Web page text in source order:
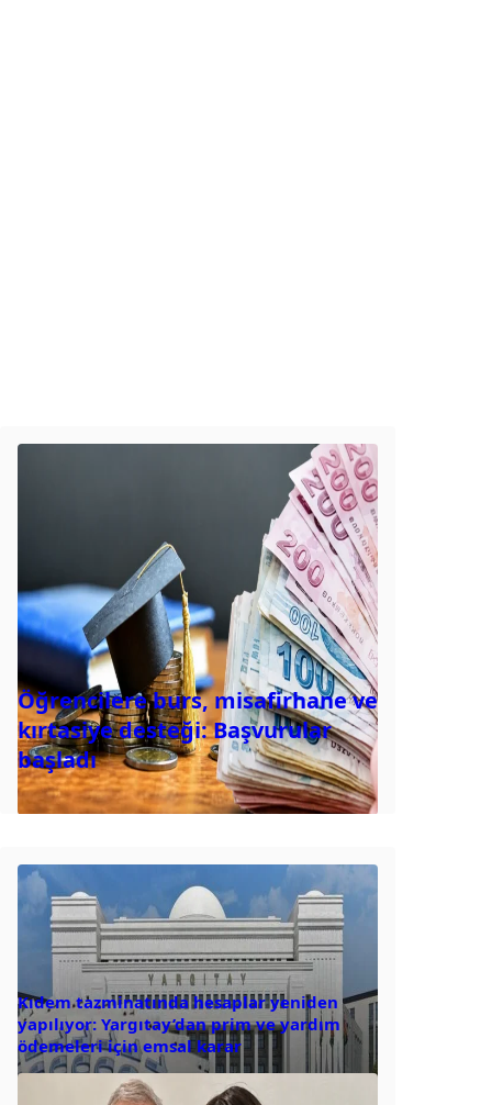
Öğrencilere burs, misafirhane ve
kırtasiye desteği: Başvurular
başladı
Kıdem tazminatında hesaplar yeniden
yapılıyor: Yargıtay’dan prim ve yardım
ödemeleri için emsal karar